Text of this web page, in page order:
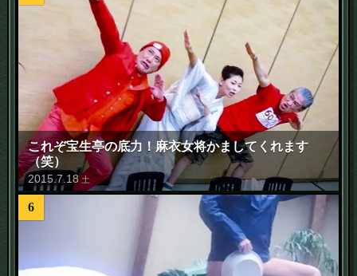
これぞ宝生亭の底力！麻衣女将かましてくれます
（笑）
2015.7. 18 土
6